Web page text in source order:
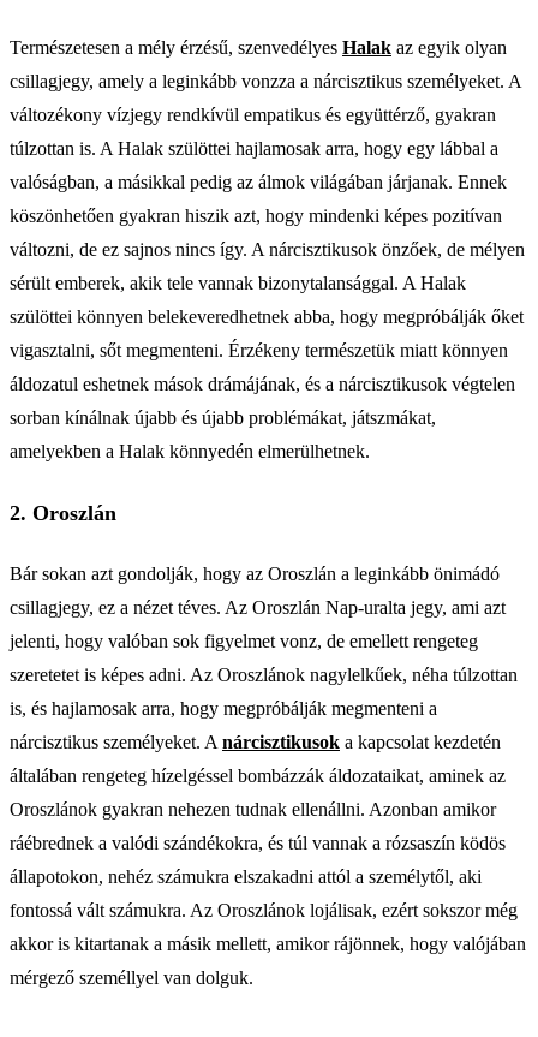
Természetesen a mély érzésű, szenvedélyes Halak az egyik olyan
csillagjegy, amely a leginkább vonzza a nárcisztikus személyeket. A
változékony vízjegy rendkívül empatikus és együttérző, gyakran
túlzottan is. A Halak szülöttei hajlamosak arra, hogy egy lábbal a
valóságban, a másikkal pedig az álmok világában járjanak. Ennek
köszönhetően gyakran hiszik azt, hogy mindenki képes pozitívan
változni, de ez sajnos nincs így. A nárcisztikusok önzőek, de mélyen
sérült emberek, akik tele vannak bizonytalansággal. A Halak
szülöttei könnyen belekeveredhetnek abba, hogy megpróbálják őket
vigasztalni, sőt megmenteni. Érzékeny természetük miatt könnyen
áldozatul eshetnek mások drámájának, és a nárcisztikusok végtelen
sorban kínálnak újabb és újabb problémákat, játszmákat,
amelyekben a Halak könnyedén elmerülhetnek.
2. Oroszlán
Bár sokan azt gondolják, hogy az Oroszlán a leginkább önimádó
csillagjegy, ez a nézet téves. Az Oroszlán Nap-uralta jegy, ami azt
jelenti, hogy valóban sok figyelmet vonz, de emellett rengeteg
szeretetet is képes adni. Az Oroszlánok nagylelkűek, néha túlzottan
is, és hajlamosak arra, hogy megpróbálják megmenteni a
nárcisztikus személyeket. A nárcisztikusok a kapcsolat kezdetén
általában rengeteg hízelgéssel bombázzák áldozataikat, aminek az
Oroszlánok gyakran nehezen tudnak ellenállni. Azonban amikor
ráébrednek a valódi szándékokra, és túl vannak a rózsaszín ködös
állapotokon, nehéz számukra elszakadni attól a személytől, aki
fontossá vált számukra. Az Oroszlánok lojálisak, ezért sokszor még
akkor is kitartanak a másik mellett, amikor rájönnek, hogy valójában
mérgező személlyel van dolguk.